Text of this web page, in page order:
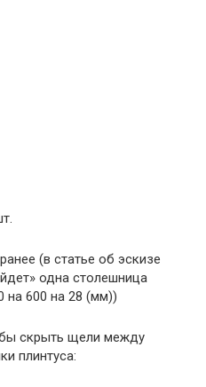
(в статье об эскизе
одна столешница
на 600 на 28 (мм))
скрыть щели между
плинтуса: